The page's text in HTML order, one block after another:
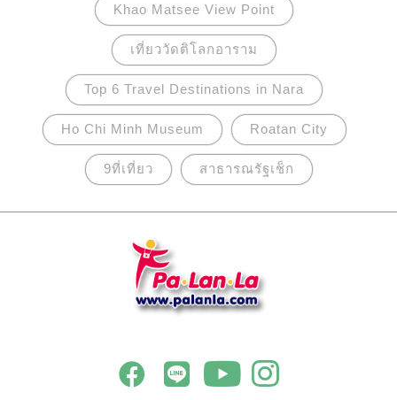
Khao Matsee View Point
เที่ยววัดติโลกอาราม
Top 6 Travel Destinations in Nara
Ho Chi Minh Museum Roatan City
9ที่เที่ยว สาธารณรัฐเช็ก